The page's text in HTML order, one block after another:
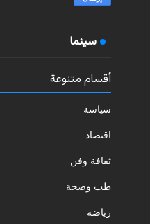
سينما
أقسام متنوعة
سياسة
اقتصاد
ثقافة وفن
طب وصحة
رياضة